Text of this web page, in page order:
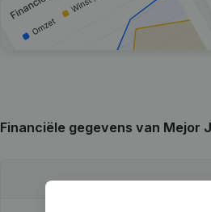
Financiële gegevens van Mejor